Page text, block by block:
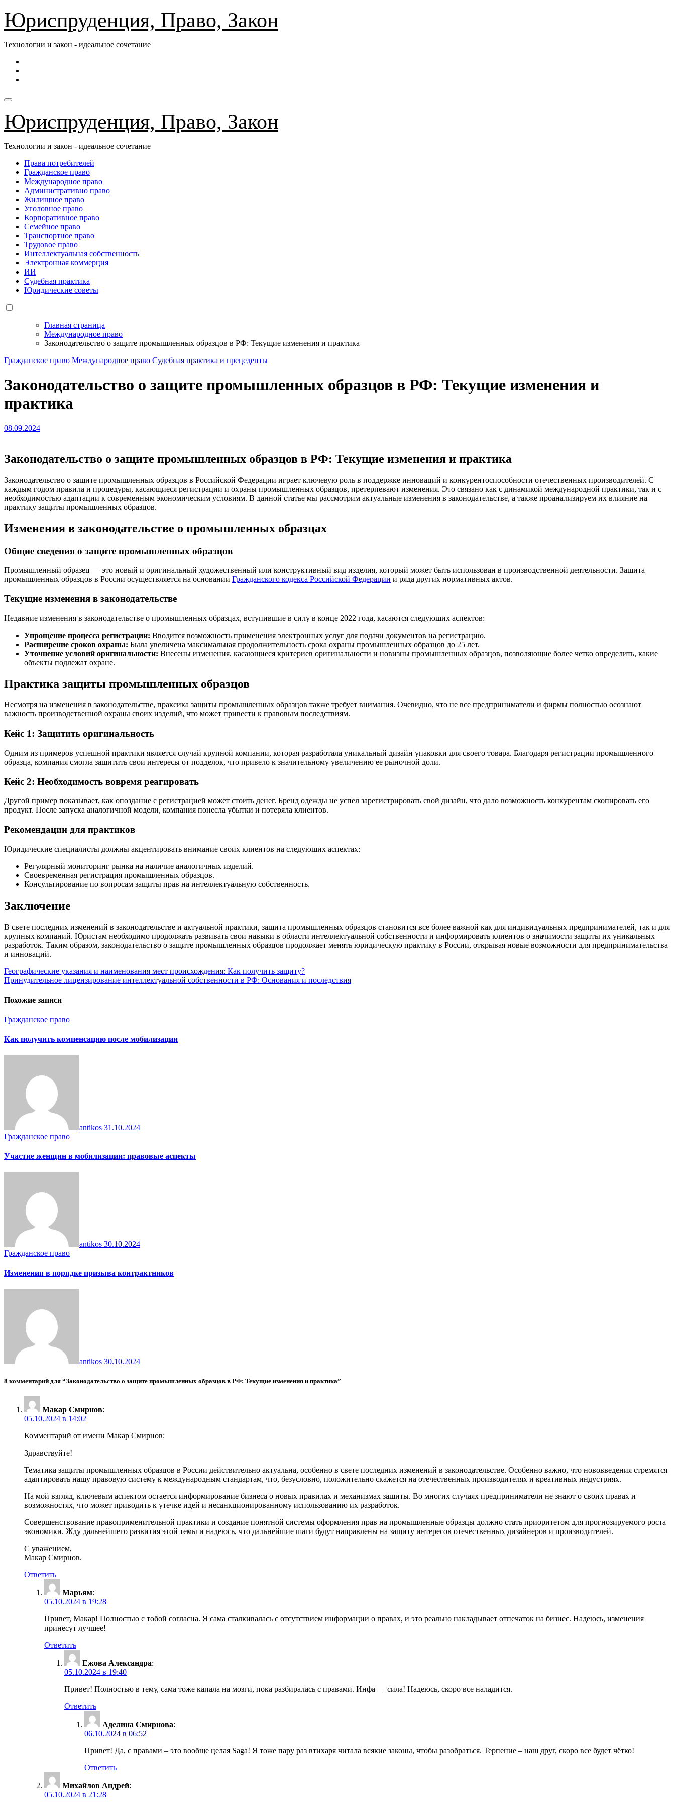
Перейти
содержимому
Юриспруденция, Право, Закон
Технологии и закон - идеальное сочетание
Юриспруденция, Право, Закон
Технологии и закон - идеальное сочетание
Права потребителей
Гражданское право
Международное право
Административно право
Жилищное право
Уголовное право
Корпоративное право
Семейное право
Транспортное право
Трудовое право
Интеллектуальная собственность
Электронная коммерция
ИИ
Судебная практика
Юридические советы
Главная страница
Международное право
Законодательство о защите промышленных образцов в РФ: Текущие изменения и практика
Гражданское право Международное право Судебная практика и прецеденты
Законодательство о защите промышленных образцов в РФ: Текущие изменения и
практика
08.09.2024
Законодательство о защите промышленных образцов в РФ: Текущие изменения и практика
Законодательство о защите промышленных образцов в Российской Федерации играет ключевую роль в поддержке инноваций и конкурентоспособности отечественных производителей. С
каждым годом правила и процедуры, касающиеся регистрации и охраны промышленных образцов, претерпевают изменения. Это связано как с динамикой международной практики, так и с
необходимостью адаптации к современным экономическим условиям. В данной статье мы рассмотрим актуальные изменения в законодательстве, а также проанализируем их влияние на
практику защиты промышленных образцов.
Изменения в законодательстве о промышленных образцах
Общие сведения о защите промышленных образцов
Промышленный образец — это новый и оригинальный художественный или конструктивный вид изделия, который может быть использован в производственной деятельности. Защита
промышленных образцов в России осуществляется на основании Гражданского кодекса Российской Федерации и ряда других нормативных актов.
Текущие изменения в законодательстве
Недавние изменения в законодательстве о промышленных образцах, вступившие в силу в конце 2022 года, касаются следующих аспектов:
Упрощение процесса регистрации: Вводится возможность применения электронных услуг для подачи документов на регистрацию.
Расширение сроков охраны: Была увеличена максимальная продолжительность срока охраны промышленных образцов до 25 лет.
Уточнение условий оригинальности: Внесены изменения, касающиеся критериев оригинальности и новизны промышленных образцов, позволяющие более четко определить, какие
объекты подлежат охране.
Практика защиты промышленных образцов
Несмотря на изменения в законодательстве, праксика защиты промышленных образцов также требует внимания. Очевидно, что не все предприниматели и фирмы полностью осознают
важность производственной охраны своих изделий, что может привести к правовым последствиям.
Кейс 1: Защитить оригинальность
Одним из примеров успешной практики является случай крупной компании, которая разработала уникальный дизайн упаковки для своего товара. Благодаря регистрации промышленного
образца, компания смогла защитить свои интересы от подделок, что привело к значительному увеличению ее рыночной доли.
Кейс 2: Необходимость вовремя реагировать
Другой пример показывает, как опоздание с регистрацией может стоить денег. Бренд одежды не успел зарегистрировать свой дизайн, что дало возможность конкурентам скопировать его
продукт. После запуска аналогичной модели, компания понесла убытки и потеряла клиентов.
Рекомендации для практиков
Юридические специалисты должны акцентировать внимание своих клиентов на следующих аспектах:
Регулярный мониторинг рынка на наличие аналогичных изделий.
Своевременная регистрация промышленных образцов.
Консультирование по вопросам защиты прав на интеллектуальную собственность.
Заключение
В свете последних изменений в законодательстве и актуальной практики, защита промышленных образцов становится все более важной как для индивидуальных предпринимателей, так и для
крупных компаний. Юристам необходимо продолжать развивать свои навыки в области интеллектуальной собственности и информировать клиентов о значимости защиты их уникальных
разработок. Таким образом, законодательство о защите промышленных образцов продолжает менять юридическую практику в России, открывая новые возможности для предпринимательства
и инноваций.
Навигация
по
записям
Географические указания и наименования мест происхождения: Как получить защиту?
Принудительное лицензирование интеллектуальной собственности в РФ: Основания и последствия
Похожие записи
Гражданское право
Как получить компенсацию после мобилизации
antikos 31.10.2024
Гражданское право
Участие женщин в мобилизации: правовые аспекты
antikos 30.10.2024
Гражданское право
Изменения в порядке призыва контрактников
antikos 30.10.2024
8 комментарий для “Законодательство о защите промышленных образцов в РФ: Текущие изменения и практика”
Макар Смирнов:
05.10.2024 в 14:02
Комментарий от имени Макар Смирнов:
Здравствуйте!
Тематика защиты промышленных образцов в России действительно актуальна, особенно в свете последних изменений в законодательстве. Особенно важно, что нововведения стремятся
адаптировать нашу правовую систему к международным стандартам, что, безусловно, положительно скажется на отечественных производителях и креативных индустриях.
На мой взгляд, ключевым аспектом остается информирование бизнеса о новых правилах и механизмах защиты. Во многих случаях предприниматели не знают о своих правах и
возможностях, что может приводить к утечке идей и несанкционированному использованию их разработок.
Совершенствование правоприменительной практики и создание понятной системы оформления прав на промышленные образцы должно стать приоритетом для прогнозируемого роста
экономики. Жду дальнейшего развития этой темы и надеюсь, что дальнейшие шаги будут направлены на защиту интересов отечественных дизайнеров и производителей.
С уважением,
Макар Смирнов.
Ответить
Марьям:
05.10.2024 в 19:28
Привет, Макар! Полностью с тобой согласна. Я сама сталкивалась с отсутствием информации о правах, и это реально накладывает отпечаток на бизнес. Надеюсь, изменения
принесут лучшее!
Ответить
Ежова Александра:
05.10.2024 в 19:40
Привет! Полностью в тему, сама тоже капала на мозги, пока разбиралась с правами. Инфа — сила! Надеюсь, скоро все наладится.
Ответить
Аделина Смирнова:
06.10.2024 в 06:52
Привет! Да, с правами – это вообще целая Saga! Я тоже пару раз втихаря читала всякие законы, чтобы разобраться. Терпение – наш друг, скоро все будет чётко!
Ответить
Михайлов Андрей:
05.10.2024 в 21:28